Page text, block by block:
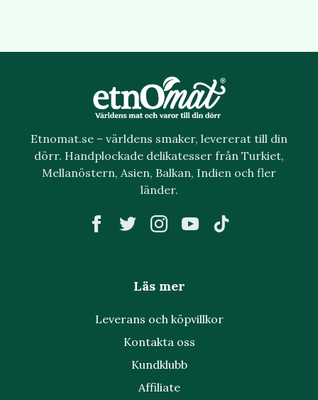
Etnomat.se – världens smaker, levererat till din
dörr. Handplockade delikatesser från Turkiet,
Mellanöstern, Asien, Balkan, Indien och fler
länder.
Läs mer
Leverans och köpvillkor
Kontakta oss
Kundklubb
Affiliate